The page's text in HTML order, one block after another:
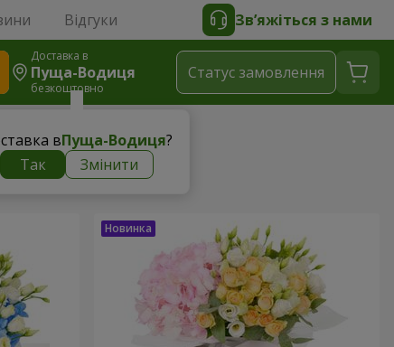
Відгуки Зв’яжіться з нами
Доставка в
Пуща-Водиця
безкоштовно
вПуща-Водиця?
Так
Змінити
Статус замовлення